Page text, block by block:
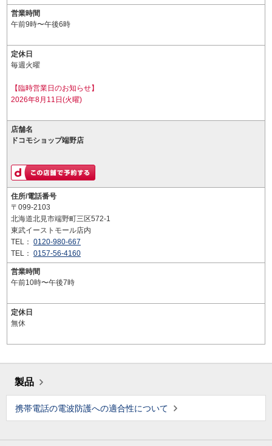
営業時間
午前9時〜午後6時
定休日
毎週火曜
【臨時営業日のお知らせ】
2026年8月11日(火曜)
店舗名
ドコモショップ端野店
住所/電話番号
〒099-2103
北海道北見市端野町三区572-1
東武イーストモール店内
TEL： 0120-980-667
TEL： 0157-56-4160
営業時間
午前10時〜午後7時
定休日
無休
製品
携帯電話の電波防護への適合性について